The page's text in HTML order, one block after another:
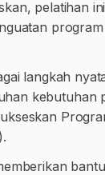
pelatihan
langkah
kebutuhan